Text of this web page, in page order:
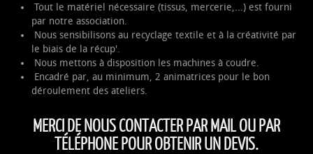
Tout le matériel nécessaire (tissus, mercerie,...) est fourni
par notre association.
Nous sensibilisons au recyclage textile et à la créativité par
le biais de la récup'.
Nous mettons à disposition les machines à coudre.
Encadré par, au minimum, 2 animatrices pour le bon
déroulement des ateliers.
MERCI DE NOUS CONTACTER PAR MAIL OU PAR
TÉLÉPHONE POUR OBTENIR UN DEVIS.